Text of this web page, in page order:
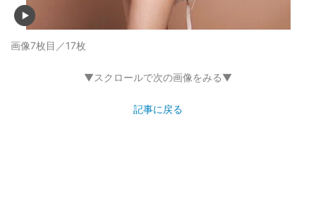
画像7枚目／17枚
▼スクロールで次の画像をみる▼
記事に戻る